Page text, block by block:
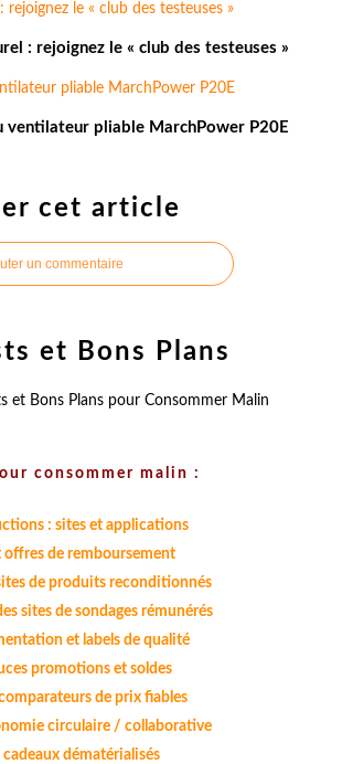
: rejoignez le « club des testeuses »
ventilateur pliable MarchPower P20E
cet article
un commentaire
et Bons Plans
consommer malin :
: sites et applications
offres de remboursement
de produits reconditionnés
sites de sondages rémunérés
et labels de qualité
promotions et soldes
de prix fiables
circulaire / collaborative
cadeaux dématérialisés